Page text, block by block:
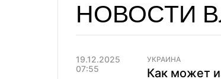
НОВОСТИ
19.12.2025
07:55
УКРАИНА
Как может